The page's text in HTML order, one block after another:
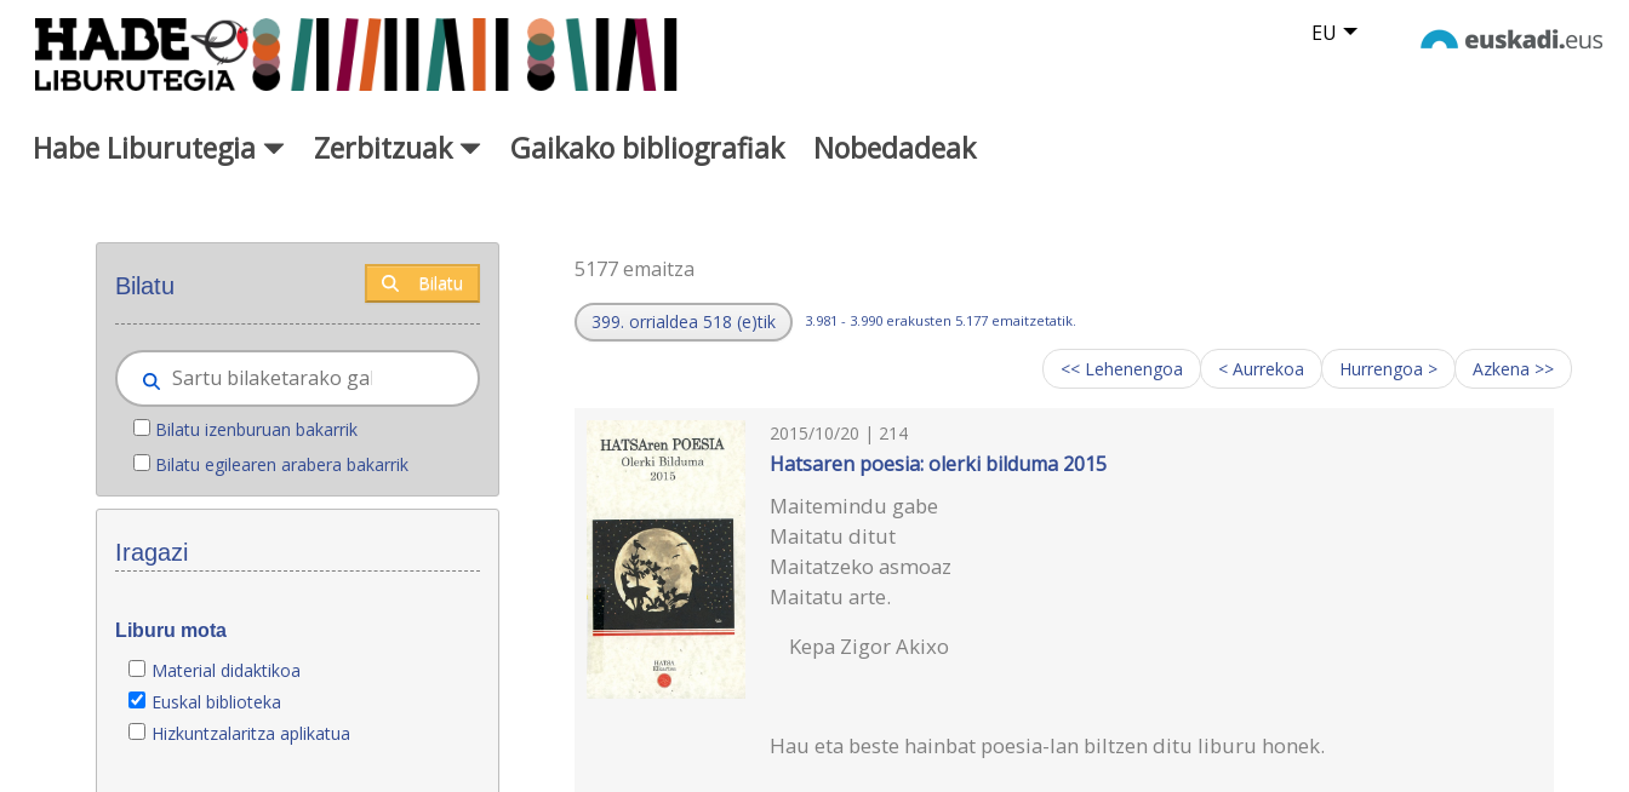
Eduki nagusira joan EU
Habe Liburutegia Zerbitzuak Gaikako bibliografiak Nobedadeak
Bilatu Bilatu
Bilatu izenburuan bakarrik
Bilatu egilearen arabera bakarrik
Iragazi
Liburu mota
Material didaktikoa
Euskal biblioteka
Hizkuntzalaritza aplikatua
5177 emaitza
399. orrialdea 518 (e)tik 3.981 - 3.990 erakusten 5.177 emaitzetatik.
<< Lehenengoa < Aurrekoa Hurrengoa > Azkena >>
2015/10/20 | 214
Hatsaren poesia: olerki bilduma 2015
Maitemindu gabe
Maitatu ditut
Maitatzeko asmoaz
Maitatu arte.
Kepa Zigor Akixo
Hau eta beste hainbat poesia-lan biltzen ditu liburu honek.